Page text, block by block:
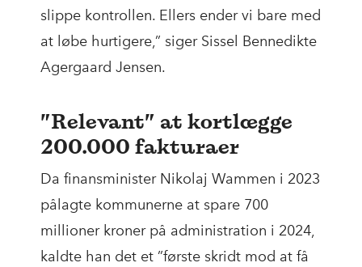
slippe kontrollen. Ellers ender vi bare med
at løbe hurtigere,” siger Sissel Bennedikte
Agergaard Jensen.
”Relevant” at kortlægge
200.000 fakturaer
Da finansminister Nikolaj Wammen i 2023
pålagte kommunerne at spare 700
millioner kroner på administration i 2024,
kaldte han det et ”første skridt mod at få